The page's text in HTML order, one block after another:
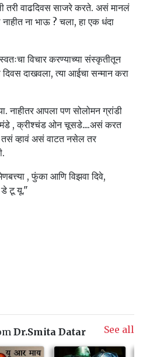
वाढदिवस साजरे करते. असं मानलं
ना भाऊ ? चला, हा एक धंदा
विचार करण्याच्या संस्कृतीतून
दाखवला, त्या आईचा सन्मान करा
नाहीतर आपला पण सोलोमन ग्रांडी
मंडे , क्रीश्चंड ओन चूसडे....असं करत
तसं व्हावं असं वाटत नसेल तर
, फुंका आणि विझवा दिवे,
डे टू यू."
Dr.Smita Datar See all